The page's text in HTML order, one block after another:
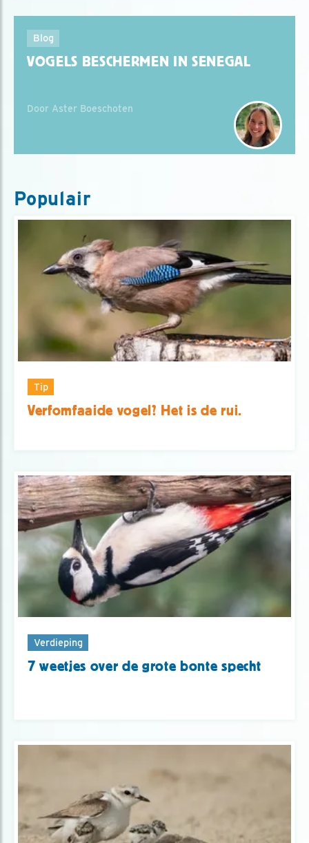
Blog
VOGELS BESCHERMEN IN SENEGAL
Door Aster Boeschoten
Populair
Tip
Verfomfaaide vogel? Het is de rui.
Verdieping
7 weetjes over de grote bonte specht